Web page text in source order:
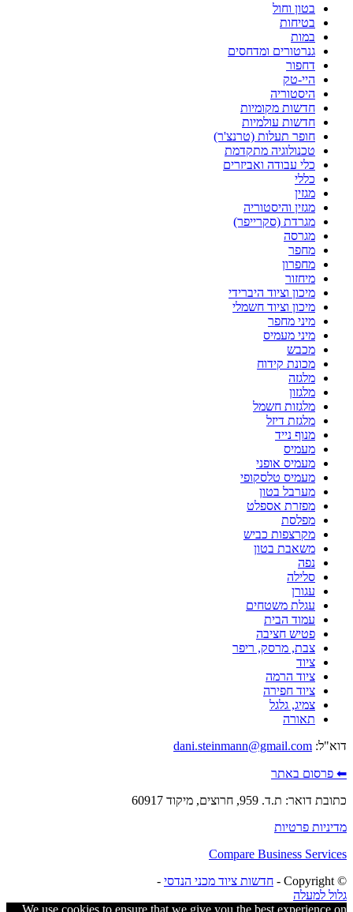
בטון וחול
בטיחות
במות
גנרטורים ומדחסים
דחפור
היי-טק
היסטוריה
חדשות מקומיות
חדשות עולמיות
חופר תעלות (טרנצ'ר)
טכנולוגיה מתקדמת
כלי עבודה ואביזרים
כללי
מגזין
מגזין והיסטוריה
מגרדת (סקרייפר)
מגרסה
מחפר
מחפרון
מיחזור
מיכון וציוד היברידי
מיכון וציוד חשמלי
מיני מחפר
מיני מעמיס
מכבש
מכונת קידוח
מלגזה
מלגזון
מלגזות חשמל
מלגזת דיזל
מנוף נייד
מעמיס
מעמיס אופני
מעמיס טלסקופי
מערבל בטון
מפזרת אספלט
מפלסת
מקרצפות כביש
משאבת בטון
נפה
סלילה
עגורן
עגלת משטחים
עמוד הבית
פטיש חציבה
צבת, מרסק, ריפר
ציוד
ציוד הרמה
ציוד חפירה
צמיג, גלגל
תאורה
דוא"ל: dani.steinmann@gmail.com
⬅ פרסום באתר
כתובת דואר: ת.ד. 959, חרוצים, מיקוד 60917
מדיניות פרטיות
Compare Business Services
© ‫Copyright -
חדשות ציוד מכני הנדסי -
גלול למעלה
We use cookies to ensure that we give you the best experience on